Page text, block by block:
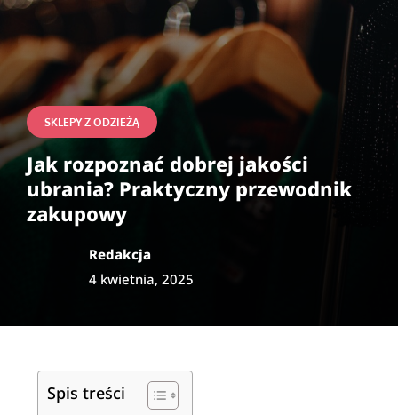
SKLEPY Z ODZIEŻĄ
Jak rozpoznać dobrej jakości
ubrania? Praktyczny przewodnik
zakupowy
Redakcja
4 kwietnia, 2025
Spis treści